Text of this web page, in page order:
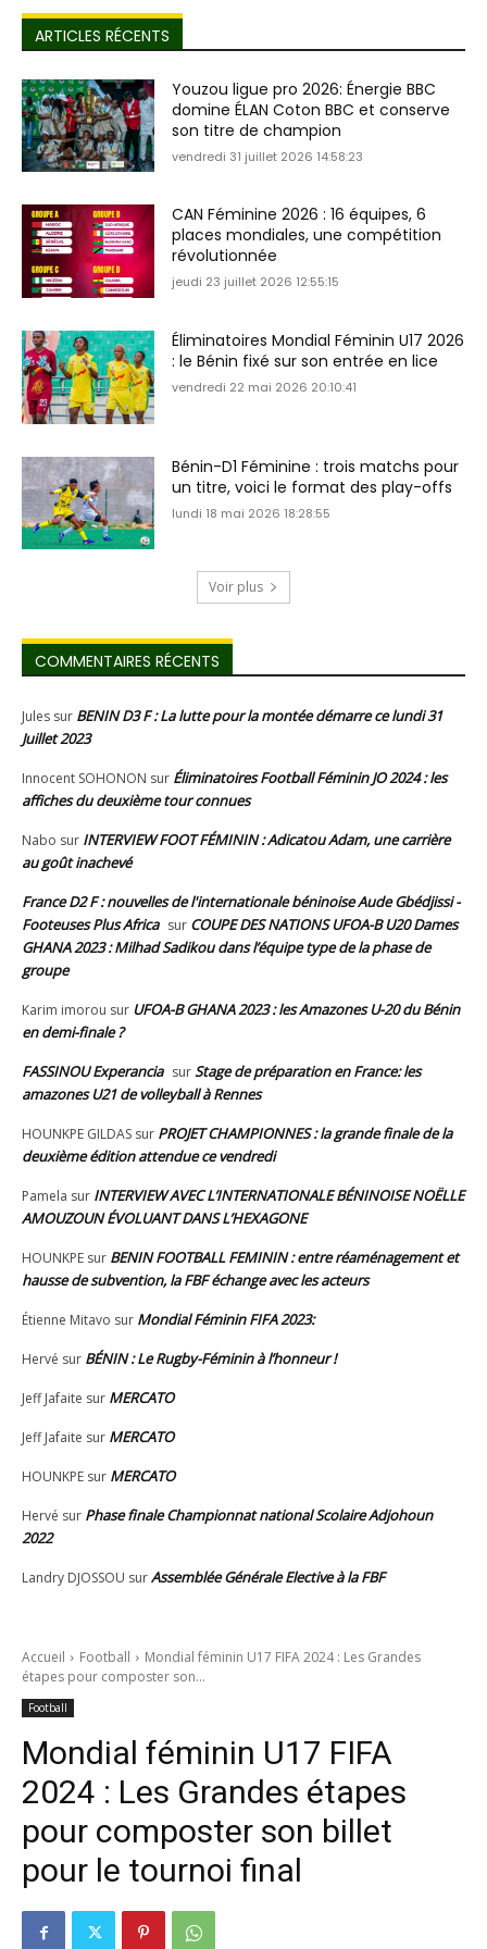
ARTICLES RÉCENTS
Youzou ligue pro 2026: Énergie BBC
domine ÉLAN Coton BBC et conserve
son titre de champion
vendredi 31 juillet 2026 14:58:23
CAN Féminine 2026 : 16 équipes, 6
places mondiales, une compétition
révolutionnée
jeudi 23 juillet 2026 12:55:15
Éliminatoires Mondial Féminin U17 2026
: le Bénin fixé sur son entrée en lice
vendredi 22 mai 2026 20:10:41
Bénin-D1 Féminine : trois matchs pour
un titre, voici le format des play-offs
lundi 18 mai 2026 18:28:55
Voir plus
COMMENTAIRES RÉCENTS
Jules sur BENIN D3 F : La lutte pour la montée démarre ce lundi 31
Juillet 2023
Innocent SOHONON sur Éliminatoires Football Féminin JO 2024 : les
affiches du deuxième tour connues
Nabo sur INTERVIEW FOOT FÉMININ : Adicatou Adam, une carrière
au goût inachevé
France D2 F : nouvelles de l'internationale béninoise Aude Gbédjissi -
Footeuses Plus Africa sur COUPE DES NATIONS UFOA-B U20 Dames
GHANA 2023 : Milhad Sadikou dans l’équipe type de la phase de
groupe
Karim imorou sur UFOA-B GHANA 2023 : les Amazones U-20 du Bénin
en demi-finale ?
FASSINOU Experancia surStage de préparation en France: les
amazones U21 de volleyball à Rennes
HOUNKPE GILDAS sur PROJET CHAMPIONNES : la grande finale de la
deuxième édition attendue ce vendredi
Pamela sur INTERVIEW AVEC L’INTERNATIONALE BÉNINOISE NOËLLE
AMOUZOUN ÉVOLUANT DANS L’HEXAGONE
HOUNKPE sur BENIN FOOTBALL FEMININ : entre réaménagement et
hausse de subvention, la FBF échange avec les acteurs
Étienne Mitavo sur Mondial Féminin FIFA 2023:
Hervé sur BÉNIN : Le Rugby-Féminin à l’honneur !
Jeff Jafaite sur MERCATO
Jeff Jafaite sur MERCATO
HOUNKPE sur MERCATO
Hervé sur Phase finale Championnat national Scolaire Adjohoun
2022
Landry DJOSSOU surAssemblée Générale Elective à la FBF